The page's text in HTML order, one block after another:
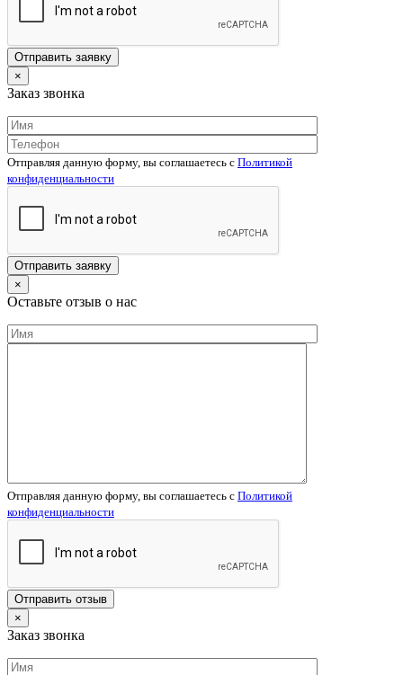
×
Заказ звонка
Отправляя данную форму, вы соглашаетесь c Политикой
конфиденциальности
×
Оставьте отзыв о нас
Отправляя данную форму, вы соглашаетесь c Политикой
конфиденциальности
×
Заказ звонка